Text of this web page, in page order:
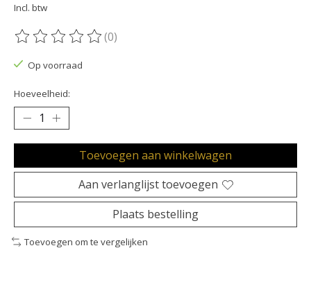
Incl. btw
De beoordeling van dit product is
(0)
Op voorraad
Hoeveelheid:
Toevoegen aan winkelwagen
Aan verlanglijst toevoegen
Plaats bestelling
Toevoegen om te vergelijken